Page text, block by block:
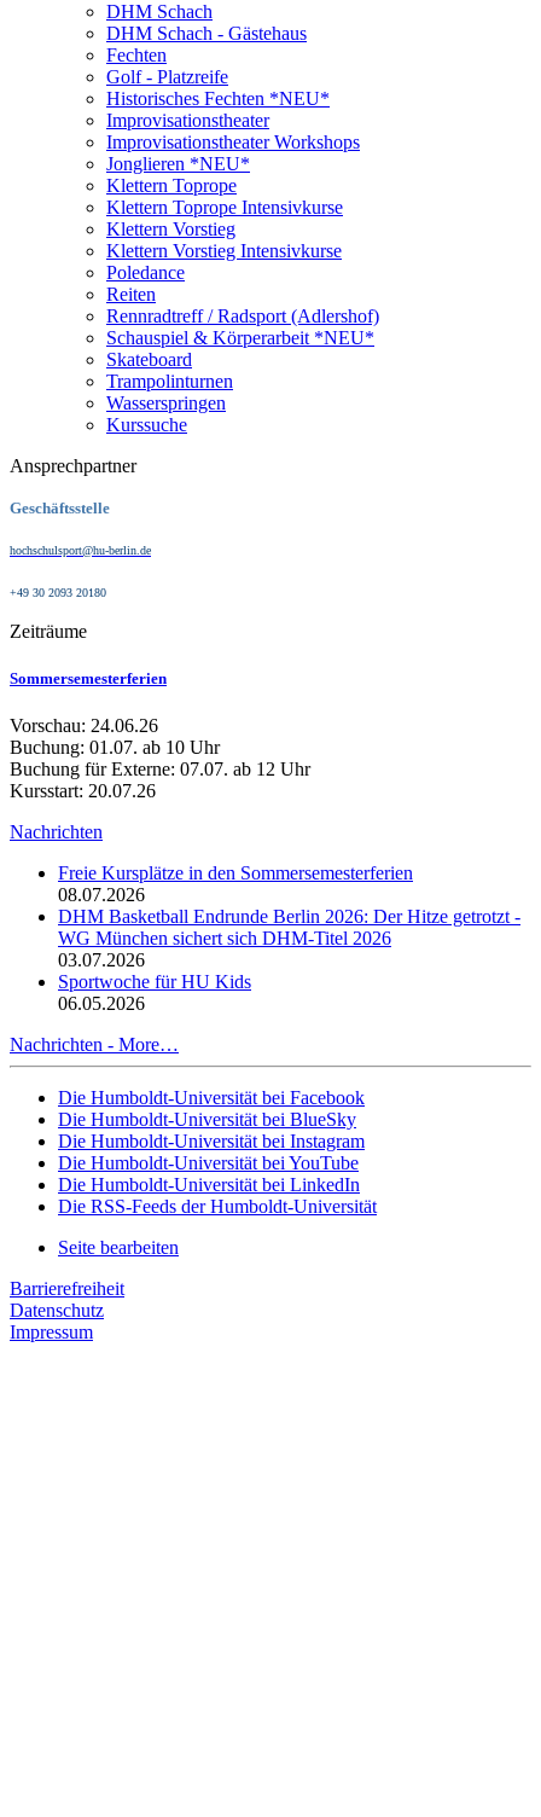
DHM Schach
DHM Schach - Gästehaus
Fechten
Golf - Platzreife
Historisches Fechten *NEU*
Improvisationstheater
Improvisationstheater Workshops
Jonglieren *NEU*
Klettern Toprope
Klettern Toprope Intensivkurse
Klettern Vorstieg
Klettern Vorstieg Intensivkurse
Poledance
Reiten
Rennradtreff / Radsport (Adlershof)
Schauspiel & Körperarbeit *NEU*
Skateboard
Trampolinturnen
Wasserspringen
Kurssuche
Ansprechpartner
Geschäftsstelle
hochschulsport@hu-berlin.de
+49 30 2093 20180
Zeiträume
Sommersemesterferien
Vorschau: 24.06.26
Buchung: 01.07. ab 10 Uhr
Buchung für Externe: 07.07. ab 12 Uhr
Kursstart: 20.07.26
Nachrichten
Freie Kursplätze in den Sommersemesterferien
08.07.2026
DHM Basketball Endrunde Berlin 2026: Der Hitze getrotzt -
WG München sichert sich DHM-Titel 2026
03.07.2026
Sportwoche für HU Kids
06.05.2026
Nachrichten - More…
Die Humboldt-Universität bei Facebook
Die Humboldt-Universität bei BlueSky
Die Humboldt-Universität bei Instagram
Die Humboldt-Universität bei YouTube
Die Humboldt-Universität bei LinkedIn
Die RSS-Feeds der Humboldt-Universität
Seite bearbeiten
Barrierefreiheit
Datenschutz
Impressum